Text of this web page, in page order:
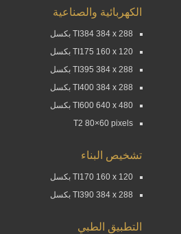
الكهربائية والصناعية
TI384 384 x 288 بكسل
TI175 160 x 120 بكسل
TI395 384 x 288 بكسل
TI400 384 x 288 بكسل
TI600 640 x 480 بكسل
T2 80×60 pixels
تشخيص البناء
TI170 160 x 120 بكسل
TI390 384 x 288 بكسل
التطبيق الطبي